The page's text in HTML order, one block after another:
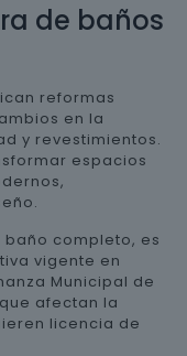
de baños
reformas
en la
y revestimientos.
espacios
completo, es
vigente en
Municipal de
afectan la
licencia de